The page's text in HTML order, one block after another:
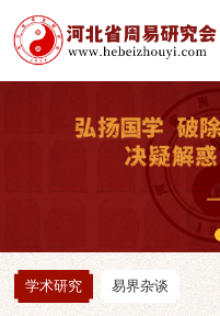
学术研究 易界杂谈